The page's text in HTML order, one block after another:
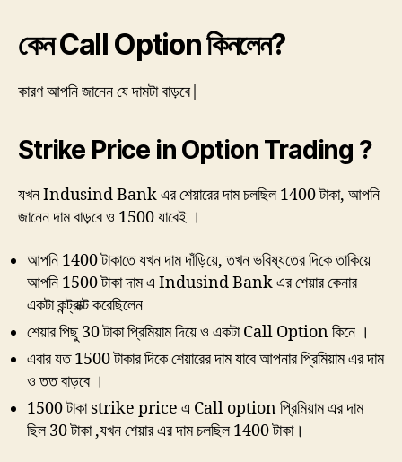
কেন Call Option কিনলেন?
কারণ আপনি জানেন যে দামটা বাড়বে|
Strike Price in Option Trading ?
যখন Indusind Bank এর শেয়ারের দাম চলছিল 1400 টাকা, আপনি
জানেন দাম বাড়বে ও 1500 যাবেই ।
আপনি 1400 টাকাতে যখন দাম দাঁড়িয়ে, তখন ভবিষ্যতের দিকে তাকিয়ে
আপনি 1500 টাকা দাম এ Indusind Bank এর শেয়ার কেনার
একটা কন্ট্রাক্ট করেছিলেন
শেয়ার পিছু 30 টাকা প্রিমিয়াম দিয়ে ও একটা Call Option কিনে ।
এবার যত 1500 টাকার দিকে শেয়ারের দাম যাবে আপনার প্রিমিয়াম এর দাম
ও তত বাড়বে ।
1500 টাকা strike price এ Call option প্রিমিয়াম এর দাম
ছিল 30 টাকা ,যখন শেয়ার এর দাম চলছিল 1400 টাকা।